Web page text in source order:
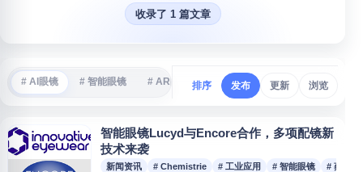
收录了 1 篇文章
# AI眼镜 # 智能眼镜 # AR眼镜 # VR游戏 # 沉浸式体验
排序 发布 更新 浏览
智能眼镜Lucyd与Encore合作，多项配镜新
技术来袭
新闻资讯 # Chemistrie # 工业应用 # 智能眼镜 # 蔡司